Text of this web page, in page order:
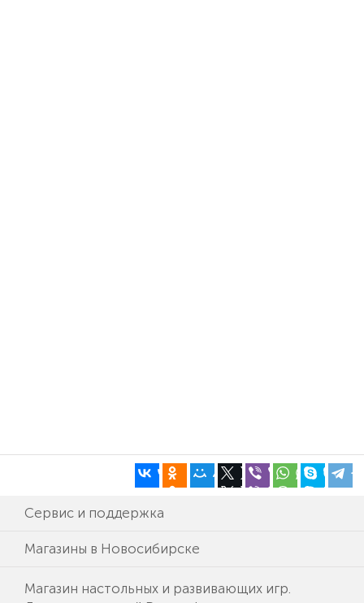
Сервис и поддержка
Магазины в Новосибирске
Магазин настольных и развивающих игр.